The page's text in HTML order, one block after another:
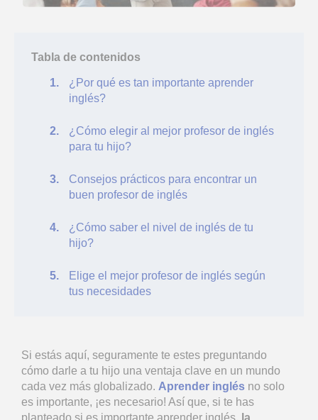
Tabla de contenidos
¿Por qué es tan importante aprender
inglés?
¿Cómo elegir al mejor profesor de inglés
para tu hijo?
Consejos prácticos para encontrar un
buen profesor de inglés
¿Cómo saber el nivel de inglés de tu
hijo?
Elige el mejor profesor de inglés según
tus necesidades
Si estás aquí, seguramente te estes preguntando
cómo darle a tu hijo una ventaja clave en un mundo
cada vez más globalizado. Aprender inglés no solo
es importante, ¡es necesario! Así que, si te has
planteado si es importante aprender inglés, la